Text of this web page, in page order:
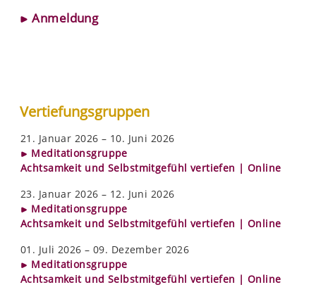
Anmeldung
Vertiefungsgruppen
21. Januar 2026 – 10. Juni 2026
Meditationsgruppe
Achtsamkeit und Selbstmitgefühl vertiefen | Online
23. Januar 2026 – 12. Juni 2026
Meditationsgruppe
Achtsamkeit und Selbstmitgefühl vertiefen | Online
01. Juli 2026 – 09. Dezember 2026
Meditationsgruppe
Achtsamkeit und Selbstmitgefühl vertiefen | Online